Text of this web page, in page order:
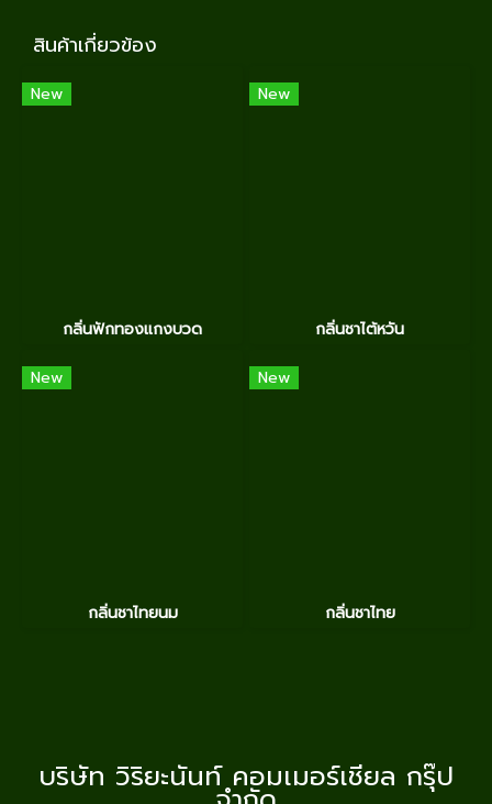
สินค้าเกี่ยวข้อง
New
กลิ่นฟักทองแกงบวด
New
กลิ่นชาไต้หวัน
New
กลิ่นชาไทยนม
New
กลิ่นชาไทย
บริษัท วิริยะนันท์ คอมเมอร์เชียล กรุ๊ป